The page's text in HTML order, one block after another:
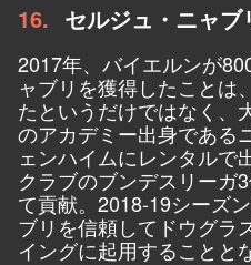
16 セルジュ・ニャブ
2017年、バイエルンが
ャブリを獲得したことは
たというだけではなく、
のアカデミー出身である
ェンハイムにレンタルで
クラブのブンデスリーガ
て貢献。2018-19シーズ
ブリを信頼してドウグラ
イングに起用することと